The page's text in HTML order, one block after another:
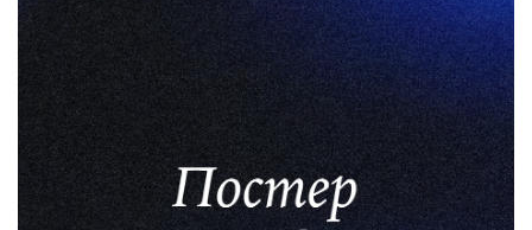
Сериалы
Новости
Подборки
Рецензии
О нас